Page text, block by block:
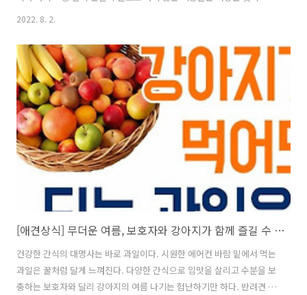
다. '진단 데이터 보내기'·마케팅 정보 수신' 활성화 해제 휴대폰을 켠 뒤
'진단 데이터 보내기'와 '마케팅 정보 수신' 활성화를 해제하면 된다. '마
이크'·'카메라' 권한 꺼놓기 설정에서 어플레이케이션을 클릭하면 '앱 권
한'이 있다. '마이크'와 '카메라'를 누르면 몇 개의 앱이 허용됐는지 볼 수
있다. 굳이 필요하지 않은 앱들은 활성화를 꺼놓으면 된다. 'PLAY 프로
텍트' 활성화 구글플레이 스토어에 들어가면 위쪽 상단에 자..
2022. 8. 2.
[애견상식] 무더운 여름, 보호자와 강아지가 함께 즐길 수 있는 과일은?
건강한 간식의 대명사는 바로 과일이다. 시원한 에어컨 바람 밑에서 먹는
과일은 꿀처럼 달게 느껴진다. 다양한 간식으로 입맛을 살리고 수분을 보
충하는 보호자와 달리 강아지의 여름 나기는 험난하기만 하다. 반려견 체